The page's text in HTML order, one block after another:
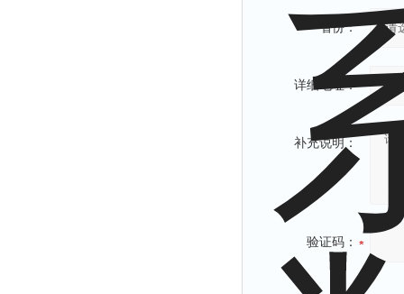
省份：
详细地址：
补充说明：
验证码：